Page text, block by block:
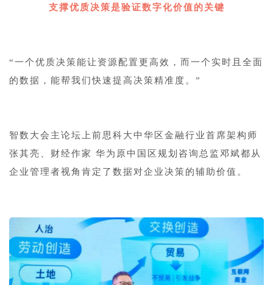
支撑优质决策是验证数字化价值的关键
“一个优质决策能让资源配置更高效，而一个实时且全面
的数据，能帮我们快速提高决策精准度。”
智数大会主论坛上前思科大中华区金融行业首席架构师
张其亮、财经作家 华为原中国区规划咨询总监邓斌都从
企业管理者视角肯定了数据对企业决策的辅助价值。